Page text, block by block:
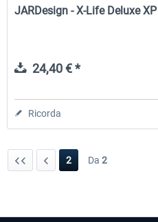
JARDesign - X-Life Deluxe XP
24,40 € *
Ricorda
2 Da 2